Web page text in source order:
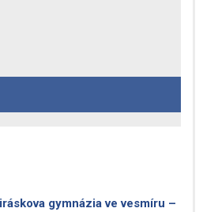
gymnázia ve vesmíru –